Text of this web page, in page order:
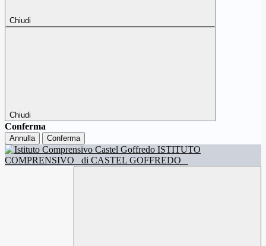
Chiudi
Chiudi
Conferma
Annulla Conferma
ISTITUTO
COMPRENSIVO
di CASTEL GOFFREDO